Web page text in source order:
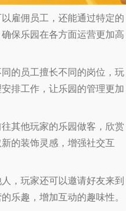
雇佣员工，还能通过特定的
保乐园在各方面运营更加高
同的员工擅长不同的岗位，玩
排工作，让乐园的管理更加
往其他玩家的乐园做客，欣赏
的装饰灵感，增强社交互
人，玩家还可以邀请好友来到
乐趣，增加互动的趣味性。